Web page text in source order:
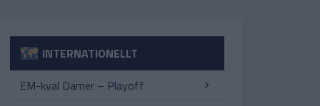
INTERNATIONELLT
EM-kval Damer – Playoff